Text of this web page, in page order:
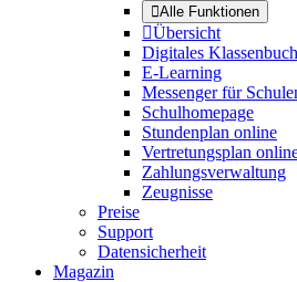
Alle Funktionen
Übersicht
Digitales Klassenbuch
E-Learning
Messenger für
Schulhomepage
Stundenplan online
Vertretungsplan
Zahlungsverwaltung
Zeugnisse
Preise
Support
Datensicherheit
Magazin